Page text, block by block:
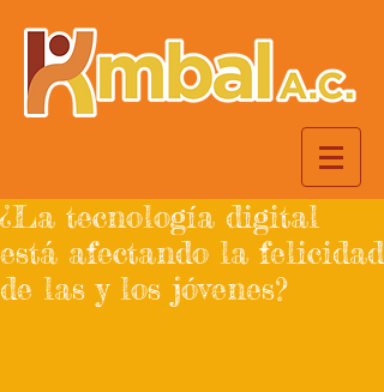
¿La tecnología digital
está afectando la felicidad
de las y los jóvenes?